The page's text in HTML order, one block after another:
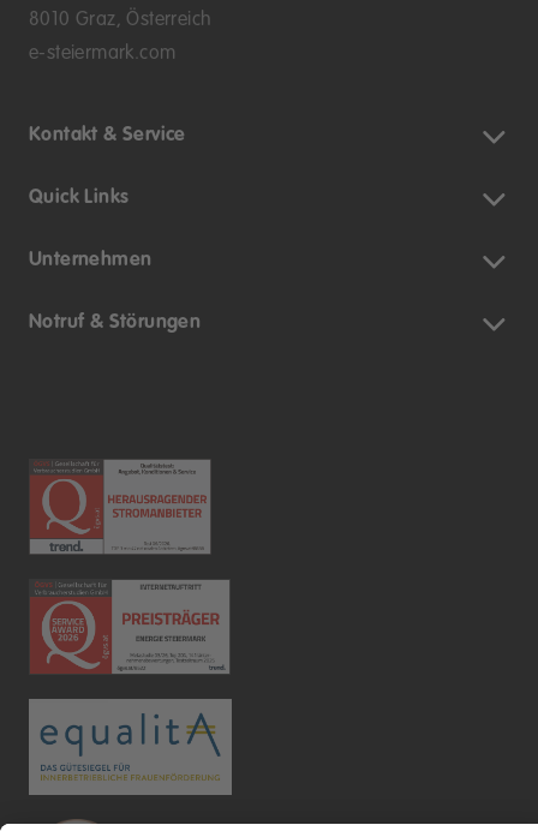
8010 Graz, Österreich
e-steiermark.com
Kontakt & Service
Quick Links
Unternehmen
Notruf & Störungen